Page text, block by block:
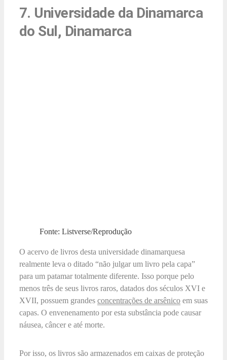
7. Universidade da Dinamarca
do Sul, Dinamarca
Fonte: Listverse/Reprodução
O acervo de livros desta universidade dinamarquesa
realmente leva o ditado “não julgar um livro pela capa”
para um patamar totalmente diferente. Isso porque pelo
menos três de seus livros raros, datados dos séculos XVI e
XVII, possuem grandes concentrações de arsênico em suas
capas. O envenenamento por esta substância pode causar
náusea, câncer e até morte.
Por isso, os livros são armazenados em caixas de proteção